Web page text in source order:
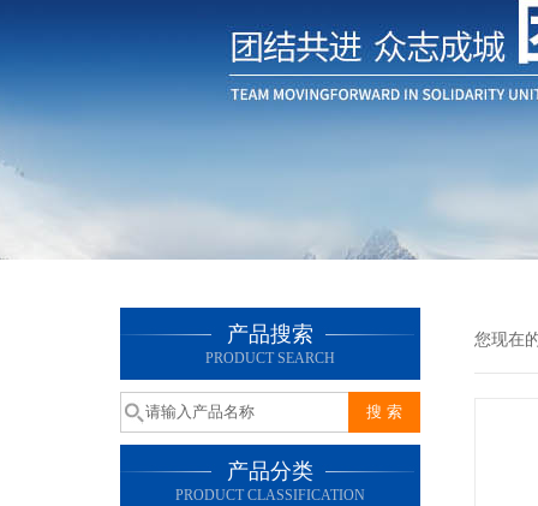
产品搜索
PRODUCT SEARCH
产品分类
PRODUCT CLASSIFICATION
您现在